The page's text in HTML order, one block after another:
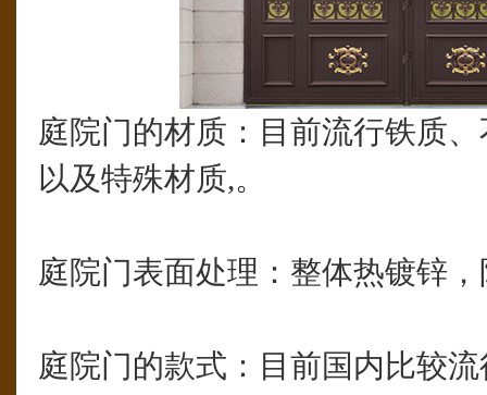
庭院门的材质：目前流行铁质
以及特殊材质,。
庭院门表面处理：整体热镀锌
庭院门的款式：目前国内比较